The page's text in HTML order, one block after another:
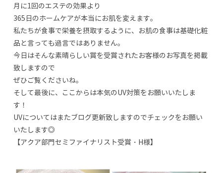
月に1回のエステの効果より
365日のホームケアが本当にお肌を変えます。
私たちが食事で栄養を摂取するように、お肌の食事は基礎化粧
品と言っても過言ではありません。
今日はそんな素晴らしい賞を受賞されたお客様のお写真を掲載
致しますので
ぜひご覧くださいね。
そして最後に、ここからは本気のUV対策をお願いいたしま
す！
UVについてはまたブログ更新致しますのでチェックをお願い
いたします◎
【アクア部門セミファイナリスト受賞・H様】